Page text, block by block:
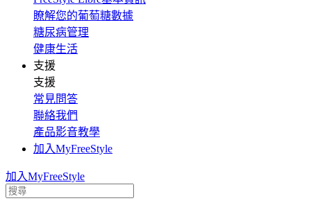
瞭解您的葡萄糖數據
糖尿病管理
健康生活
支援
支援
常見問答
聯絡我們
產品影音教學
加入MyFreeStyle
加入MyFreeStyle